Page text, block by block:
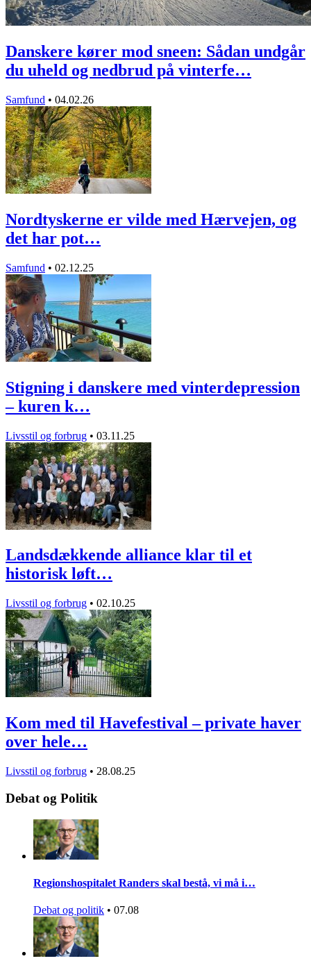
Danskere kører mod sneen: Sådan undgår
du uheld og nedbrud på vinterfe…
Samfund • 04.02.26
Nordtyskerne er vilde med Hærvejen, og
det har pot…
Samfund • 02.12.25
Stigning i danskere med vinterdepression
– kuren k…
Livsstil og forbrug • 03.11.25
Landsdækkende alliance klar til et
historisk løft…
Livsstil og forbrug • 02.10.25
Kom med til Havefestival – private haver
over hele…
Livsstil og forbrug • 28.08.25
Debat og Politik
Regionshospitalet Randers skal bestå, vi må i…
Debat og politik • 07.08